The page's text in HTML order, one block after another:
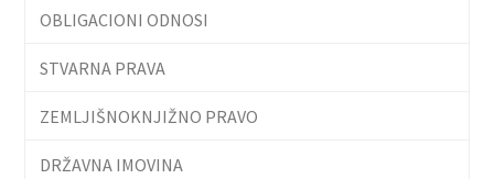
OBLIGACIONI ODNOSI
STVARNA PRAVA
ZEMLJIŠNOKNJIŽNO PRAVO
DRŽAVNA IMOVINA